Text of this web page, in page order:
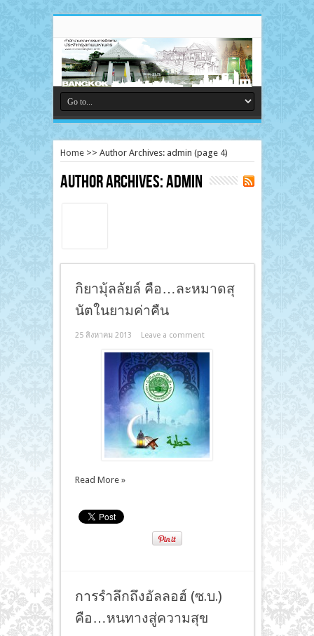
Home>> Author Archives: admin (page 4)
Author Archives: admin
กิยามุ้ลลัยล์ คือ…ละหมาดสุ
นัตในยามค่าคืน
25 สิงหาคม 2013 Leave a comment
Read More »
การรำลึกถึงอัลลอฮ์ (ซ.บ.)
คือ…หนทางสู่ความสุข